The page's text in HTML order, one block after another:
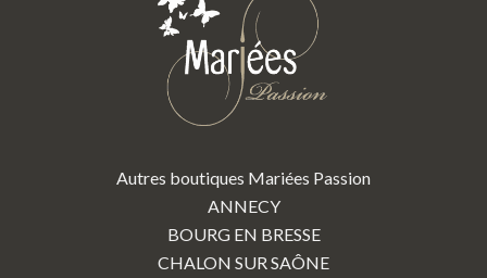
Autres boutiques Mariées Passion
ANNECY
BOURG EN BRESSE
CHALON SUR SAÔNE